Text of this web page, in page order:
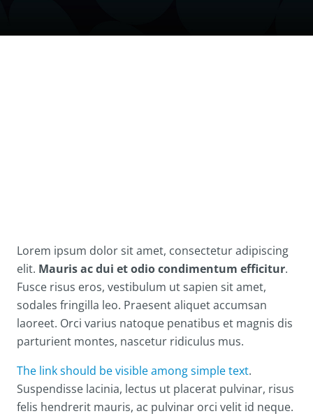
Lorem ipsum dolor sit amet, consectetur adipiscing
elit. Mauris ac dui et odio condimentum efficitur.
Fusce risus eros, vestibulum ut sapien sit amet,
sodales fringilla leo. Praesent aliquet accumsan
laoreet. Orci varius natoque penatibus et magnis dis
parturient montes, nascetur ridiculus mus.
The link should be visible among simple text.
Suspendisse lacinia, lectus ut placerat pulvinar, risus
felis hendrerit mauris, ac pulvinar orci velit id neque.